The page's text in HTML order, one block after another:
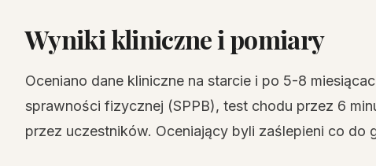
Wyniki kliniczne i pomiary
Oceniano dane kliniczne na starcie i po 5-8
sprawności fizycznej (SPPB), test chodu przez 6
przez uczestników. Oceniający byli zaślepieni co do